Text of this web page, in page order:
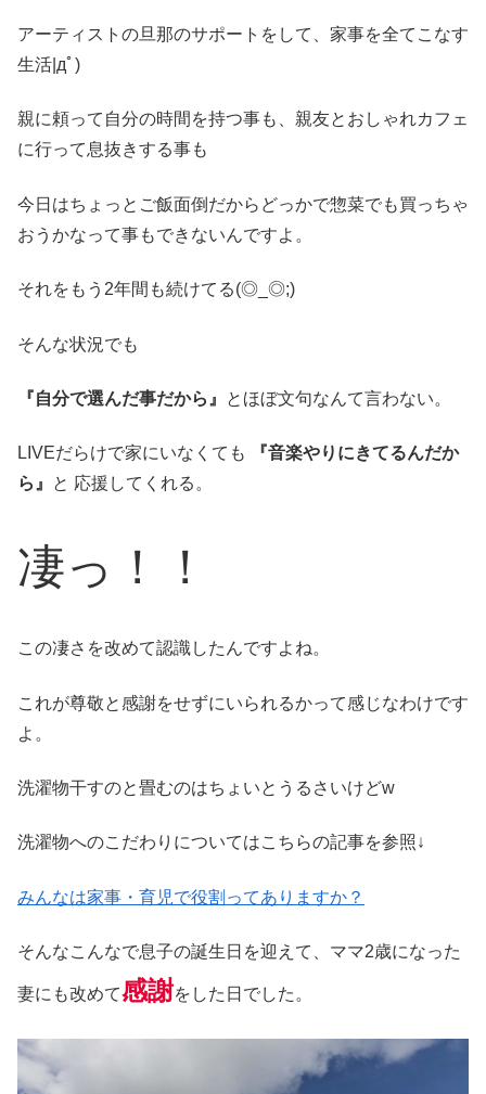
アーティストの旦那のサポートをして、家事を全てこなす
生活|дﾟ)
親に頼って自分の時間を持つ事も、親友とおしゃれカフェ
に行って息抜きする事も
今日はちょっとご飯面倒だからどっかで惣菜でも買っちゃ
おうかなって事もできないんですよ。
それをもう2年間も続けてる(◎_◎;)
そんな状況でも
『自分で選んだ事だから』 とほぼ文句なんて言わない。
LIVEだらけで家にいなくても
『音楽やりにきてるんだか
ら』
と 応援してくれる。
凄っ！！
この凄さを改めて認識したんですよね。
これが尊敬と感謝をせずにいられるかって感じなわけです
よ。
洗濯物干すのと畳むのはちょいとうるさいけどw
洗濯物へのこだわりについてはこちらの記事を参照↓
みんなは家事・育児で役割ってありますか？
そんなこんなで息子の誕生日を迎えて、ママ2歳になった
妻にも改めて感謝をした日でした。